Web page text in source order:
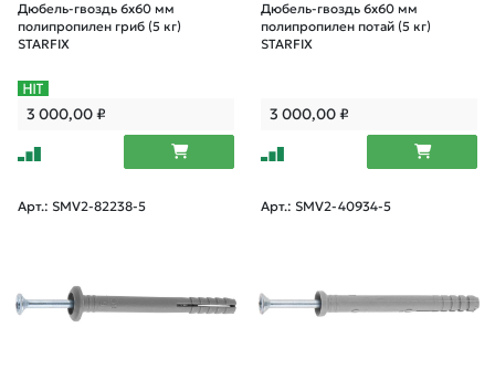
Дюбель-гвоздь 6х60 мм
полипропилен гриб (5 кг)
STARFIX
3 000,00₽
Дюбель-гвоздь 6х60 мм
полипропилен потай (5 кг)
STARFIX
3 000,00₽
Арт.: SMV2-82238-5 Арт.: SMV2-40934-5